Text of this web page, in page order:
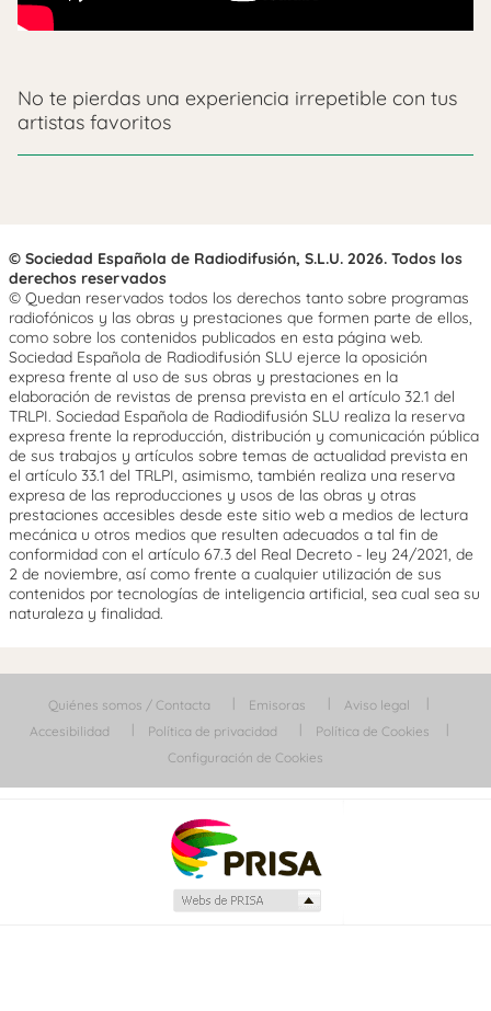
No te pierdas una experiencia irrepetible con tus
artistas favoritos
© Sociedad Española de Radiodifusión, S.L.U. 2026. Todos los
derechos reservados
© Quedan reservados todos los derechos tanto sobre programas
radiofónicos y las obras y prestaciones que formen parte de ellos,
como sobre los contenidos publicados en esta página web.
Sociedad Española de Radiodifusión SLU ejerce la oposición
expresa frente al uso de sus obras y prestaciones en la
elaboración de revistas de prensa prevista en el artículo 32.1 del
TRLPI. Sociedad Española de Radiodifusión SLU realiza la reserva
expresa frente la reproducción, distribución y comunicación pública
de sus trabajos y artículos sobre temas de actualidad prevista en
el artículo 33.1 del TRLPI, asimismo, también realiza una reserva
expresa de las reproducciones y usos de las obras y otras
prestaciones accesibles desde este sitio web a medios de lectura
mecánica u otros medios que resulten adecuados a tal fin de
conformidad con el artículo 67.3 del Real Decreto - ley 24/2021, de
2 de noviembre, así como frente a cualquier utilización de sus
contenidos por tecnologías de inteligencia artificial, sea cual sea su
naturaleza y finalidad.
Quiénes somos / Contacta Emisoras
Aviso legal
Accesibilidad
Política de privacidad
Política de Cookies
Configuración de Cookies